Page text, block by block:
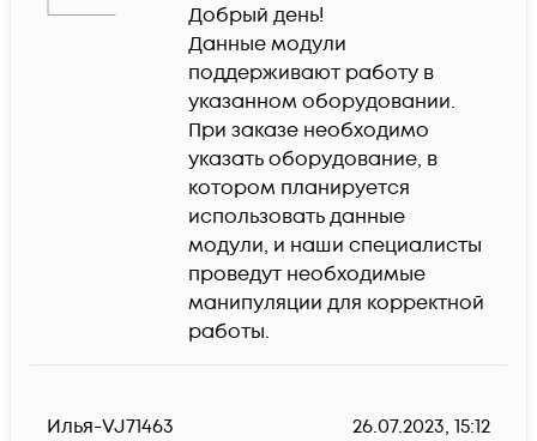
Добрый день!
Данные модули
поддерживают работу в
указанном оборудовании.
При заказе необходимо
указать оборудование, в
котором планируется
использовать данные
модули, и наши специалисты
проведут необходимые
манипуляции для корректной
работы.
Илья-VJ71463
26.07.2023, 15:12